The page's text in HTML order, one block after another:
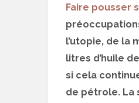
Faire pousser
l’utopie, de la
litres d’huile
si cela
de pétrole. La